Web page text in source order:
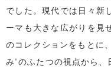
でした。現代では日々新
ーマも大きな広がりを見
のコレクションをもとに
み”のふたつの視点から、